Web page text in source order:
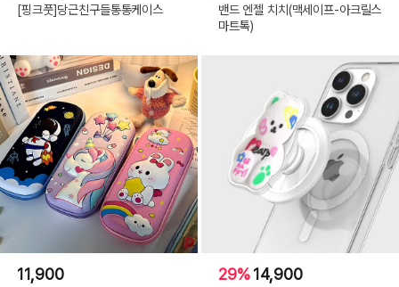
[핑크풋]당근친구들통통케이스
밴드 엔젤 치치(맥세이프-아크릴스
마트톡)
11,900 29%14,900